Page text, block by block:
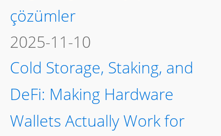
çözümler
2025-11-10
Cold Storage, Staking, and
DeFi: Making Hardware
Wallets Actually Work for